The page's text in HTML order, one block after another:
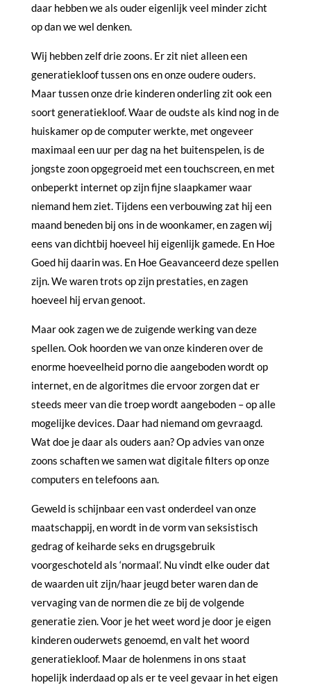
daar hebben we als ouder eigenlijk veel minder zicht
op dan we wel denken.
Wij hebben zelf drie zoons. Er zit niet alleen een
generatiekloof tussen ons en onze oudere ouders.
Maar tussen onze drie kinderen onderling zit ook een
soort generatiekloof. Waar de oudste als kind nog in de
huiskamer op de computer werkte, met ongeveer
maximaal een uur per dag na het buitenspelen, is de
jongste zoon opgegroeid met een touchscreen, en met
onbeperkt internet op zijn fijne slaapkamer waar
niemand hem ziet. Tijdens een verbouwing zat hij een
maand beneden bij ons in de woonkamer, en zagen wij
eens van dichtbij hoeveel hij eigenlijk gamede. En Hoe
Goed hij daarin was. En Hoe Geavanceerd deze spellen
zijn. We waren trots op zijn prestaties, en zagen
hoeveel hij ervan genoot.
Maar ook zagen we de zuigende werking van deze
spellen. Ook hoorden we van onze kinderen over de
enorme hoeveelheid porno die aangeboden wordt op
internet, en de algoritmes die ervoor zorgen dat er
steeds meer van die troep wordt aangeboden – op alle
mogelijke devices. Daar had niemand om gevraagd.
Wat doe je daar als ouders aan? Op advies van onze
zoons schaften we samen wat digitale filters op onze
computers en telefoons aan.
Geweld is schijnbaar een vast onderdeel van onze
maatschappij, en wordt in de vorm van seksistisch
gedrag of keiharde seks en drugsgebruik
voorgeschoteld als ‘normaal‘. Nu vindt elke ouder dat
de waarden uit zijn/haar jeugd beter waren dan de
vervaging van de normen die ze bij de volgende
generatie zien. Voor je het weet word je door je eigen
kinderen ouderwets genoemd, en valt het woord
generatiekloof. Maar de holenmens in ons staat
hopelijk inderdaad op als er te veel gevaar in het eigen